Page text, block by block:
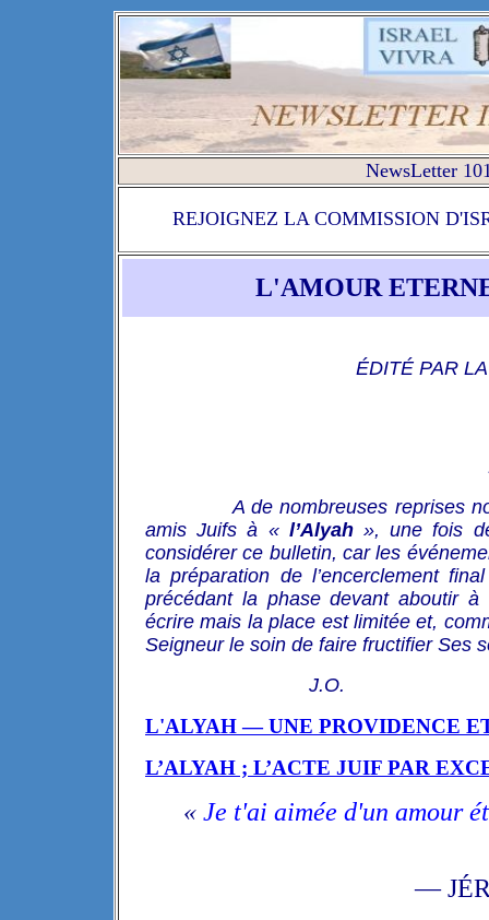
NewsLetter
REJOIGNEZ LA COMMISSION
L'AMOUR
ÉDITÉ PAR
A de nombreuses reprises
amis Juifs à « l’Alyah», une fois
considérer ce bulletin, car les
la préparation de l’encerclement
précédant la phase devant aboutir
écrire mais la place est limitée et,
Seigneur le soin de faire fructifier Ses
J.O.
L'ALYAH — UNE PROVIDENCE
L’ALYAH ; L’ACTE JUIF PAR
« Je t'ai aimée d'un amour
—